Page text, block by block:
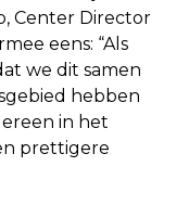
Center Director
eens: “Als
we dit samen
hebben
in het
prettigere